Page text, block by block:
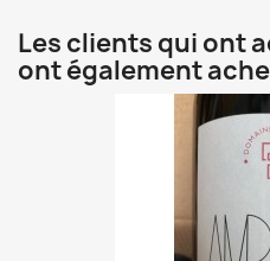
Les clients qui ont
ont également